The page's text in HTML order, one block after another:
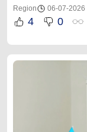
Region 06-07-2026
4 0